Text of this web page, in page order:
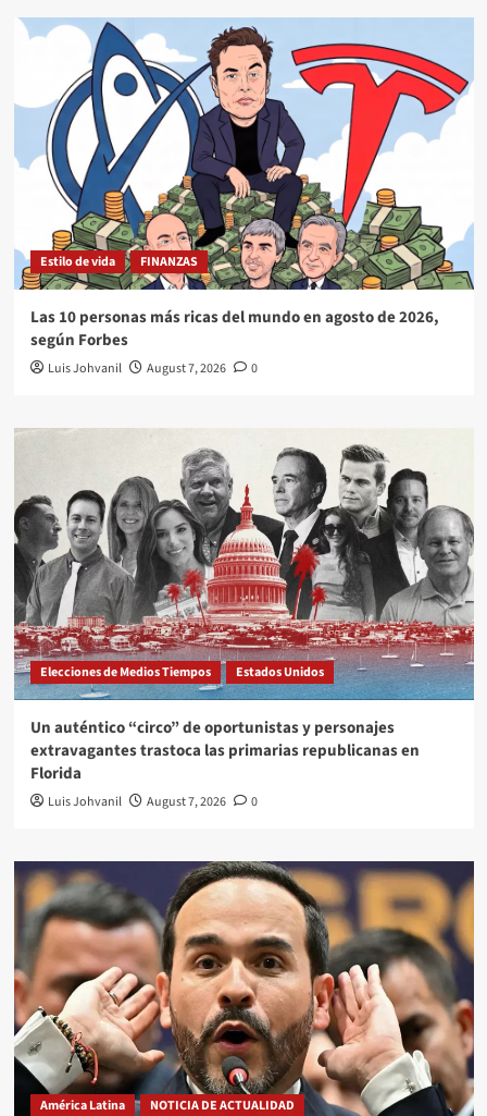
Estilo de vida FINANZAS
Las 10 personas más ricas del mundo en agosto de 2026,
según Forbes
Luis Johvanil August 7, 2026 0
Elecciones de Medios Tiempos Estados Unidos
Un auténtico “circo” de oportunistas y personajes
extravagantes trastoca las primarias republicanas en
Florida
Luis Johvanil August 7, 2026 0
América Latina NOTICIA DE ACTUALIDAD